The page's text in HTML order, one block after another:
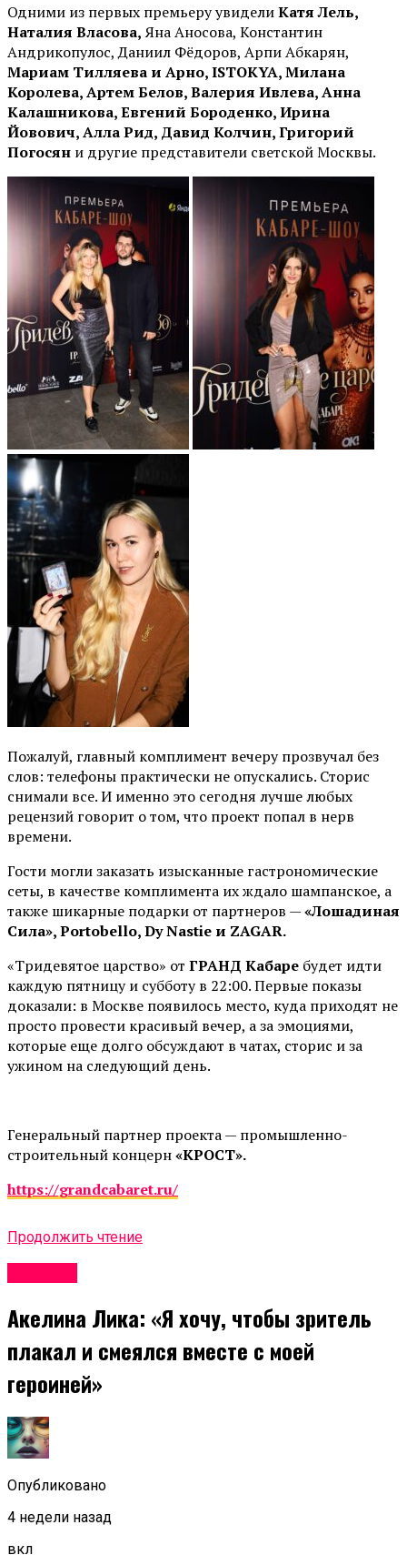
Одними из первых премьеру увиделиКатя Лель,
Наталия Власова,Яна Аносова, Константин
Андрикопулос, Даниил Фёдоров, Арпи Абкарян,
Мариам Тилляева и Арно, ISTOKYA, Милана
Королева, Артем Белов, Валерия Ивлева, Анна
Калашникова, Евгений Бороденко, Ирина
Йовович, Алла Рид, Давид Колчин, Григорий
Погосян и другие представители светской Москвы.
Пожалуй, главный комплимент вечеру прозвучал без
слов: телефоны практически не опускались. Сторис
снимали все. И именно это сегодня лучше любых
рецензий говорит о том, что проект попал в нерв
времени.
Гости могли заказать изысканные гастрономические
сеты, в качестве комплимента их ждало шампанское, а
также шикарные подарки от партнеров —«Лошадиная
Сила», Portobello, Dy Nastie и ZAGAR.
«Тридевятое царство» от ГРАНД Кабаре будет идти
каждую пятницу и субботу в 22:00. Первые показы
доказали: в Москве появилось место, куда приходят не
просто провести красивый вечер, а за эмоциями,
которые еще долго обсуждают в чатах, сторис и за
ужином на следующий день.
Генеральный партнер проекта — промышленно-
строительный концерн«КРОСТ».
https://grandcabaret.ru/
Продолжить чтение
Акелина Лика: «Я хочу, чтобы зритель
плакал и смеялся вместе с моей
героиней»
Опубликовано
4 недели назад
вкл